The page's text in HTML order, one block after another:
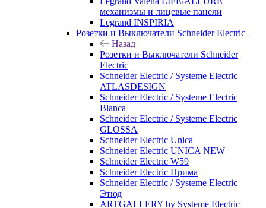
механизмы и лицевые панели
Legrand INSPIRIA
Розетки и Выключатели Schneider Electric
Назад
Розетки и Выключатели Schneider
Electric
Schneider Electric / Systeme Electric
ATLASDESIGN
Schneider Electric / Systeme Electric
Blanca
Schneider Electric / Systeme Electric
GLOSSA
Schneider Electric Unica
Schneider Electric UNICA NEW
Schneider Electric W59
Schneider Electric Прима
Schneider Electric / Systeme Electric
Этюд
ARTGALLERY by Systeme Electric